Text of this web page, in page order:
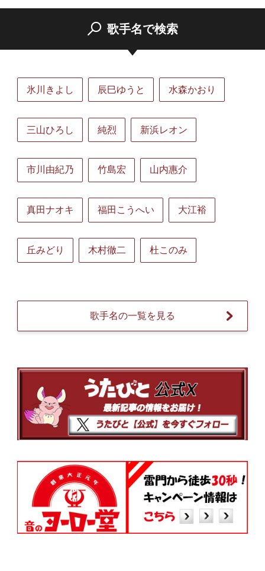
歌手名で検索
氷川きよし 辰巳ゆうと 水森かおり
三山ひろし 純烈 新浜レオン
市川由紀乃 竹島宏 山内惠介
真田ナオキ 福田こうへい 大江裕
丘みどり 木村徹二 杜このみ
歌手名の一覧を見る